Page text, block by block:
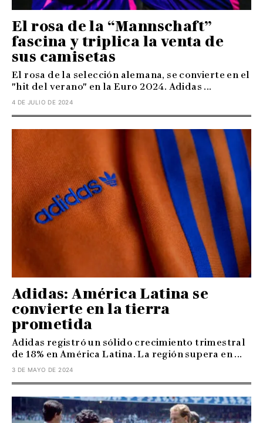
El rosa de la “Mannschaft”
fascina y triplica la venta de
sus camisetas
El rosa de la selección alemana, se convierte en el
"hit del verano" en la Euro 2024. Adidas ...
4 DE JULIO DE 2024
Adidas: América Latina se
convierte en la tierra
prometida
Adidas registró un sólido crecimiento trimestral
de 18% en América Latina. La región supera en ...
3 DE MAYO DE 2024